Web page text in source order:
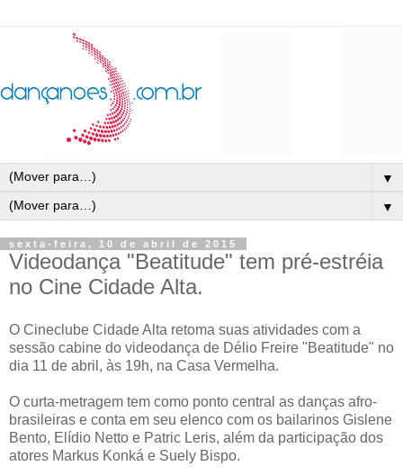
▼
▼
sexta-feira, 10 de abril de 2015
Videodança "Beatitude" tem pré-estréia
no Cine Cidade Alta.
O Cineclube Cidade Alta retoma suas atividades com a
sessão cabine do videodança de Délio Freire "Beatitude" no
dia 11 de abril, às 19h, na Casa Vermelha.
O curta-metragem tem como ponto central as danças afro-
brasileiras e conta em seu elenco com os bailarinos Gislene
Bento, Elídio Netto e Patric Leris, além da participação dos
atores Markus Konká e Suely Bispo.